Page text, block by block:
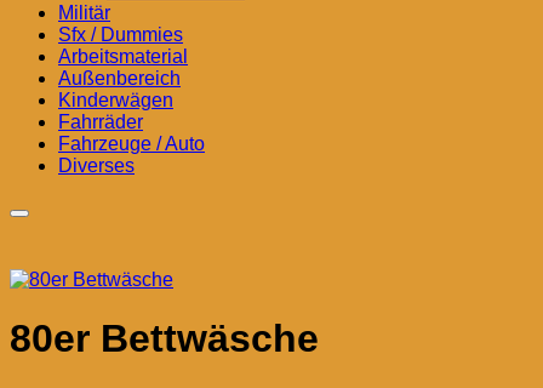
Militär
Sfx / Dummies
Arbeitsmaterial
Außenbereich
Kinderwägen
Fahrräder
Fahrzeuge / Auto
Diverses
80er Bettwäsche